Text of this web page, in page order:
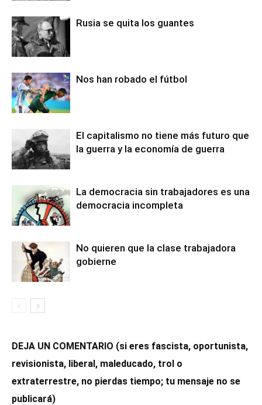
Rusia se quita los guantes
Nos han robado el fútbol
El capitalismo no tiene más futuro que
la guerra y la economía de guerra
La democracia sin trabajadores es una
democracia incompleta
No quieren que la clase trabajadora
gobierne
DEJA UN COMENTARIO (si eres fascista, oportunista,
revisionista, liberal, maleducado, trol o
extraterrestre, no pierdas tiempo; tu mensaje no se
publicará)